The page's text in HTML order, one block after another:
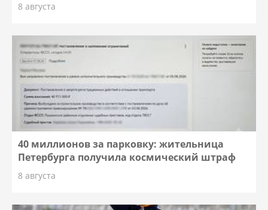
8 августа
40 миллионов за парковку: жительница
Петербурга получила космический штраф
8 августа